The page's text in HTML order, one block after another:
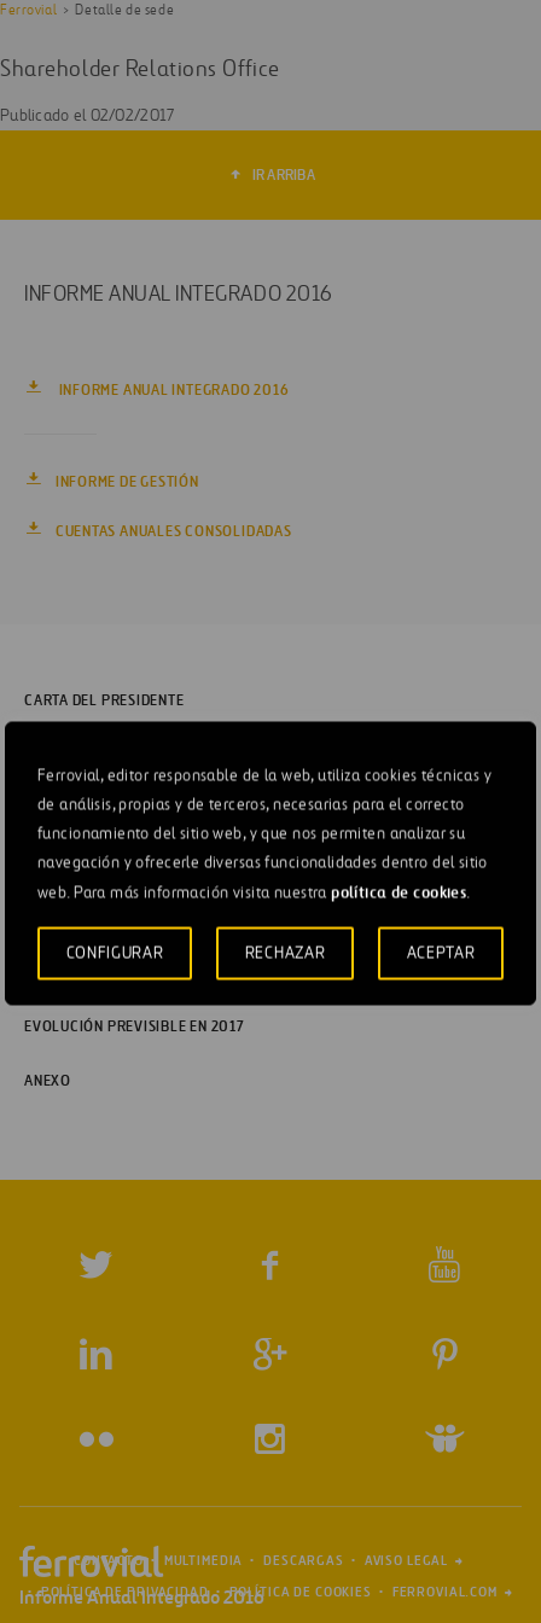
Ferrovial, editor responsable de la web, utiliza cookies técnicas y
de análisis, propias y de terceros, necesarias para el correcto
funcionamiento del sitio web, y que nos permiten analizar su
navegación y ofrecerle diversas funcionalidades dentro del sitio
web. Para más información visita nuestrapolítica de cookies.
CONFIGURAR RECHAZAR ACEPTAR
Ferrovial Detalle de sede
Shareholder Relations Office
Publicado el 02/02/2017
IR ARRIBA
INFORME ANUAL INTEGRADO 2016
INFORME ANUAL INTEGRADO 2016
INFORME DE GESTIÓN
CUENTAS ANUALES CONSOLIDADAS
CARTA DEL PRESIDENTE
ESTRATEGIA Y CREACIÓN DE VALOR
FERROVIAL EN 2016
EVOLUCIÓN PREVISIBLE EN 2017
ANEXO
CONTACTO MULTIMEDIA DESCARGAS
AVISO LEGAL
POLÍTICA DE PRIVACIDAD
POLÍTICA DE COOKIES FERROVIAL.COM